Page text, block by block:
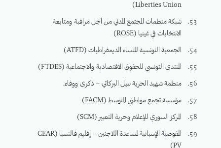
Liberties Union)
شبكة منظمات المجتمع المدني من أجل مراقبة ومتابعة
الانتخابات في غينيا (ROSE)
الجمعية التونسية للنساء الديمقراطيات (ATFD)
المنتدى التونسي للحقوق الاقتصادية والاجتماعية (FTDES)
منظمة شهيد الحرية نبيل البركاتي – ذكرى ووفاء.
مؤسسة تجمع مواطني المتوسط (FACM)
المركز السوري للإعلام وحرية التعبير (SCM)
المفوضية الإسبانية لمساعدة اللاجئين – إقليم فالنسيا (CEAR